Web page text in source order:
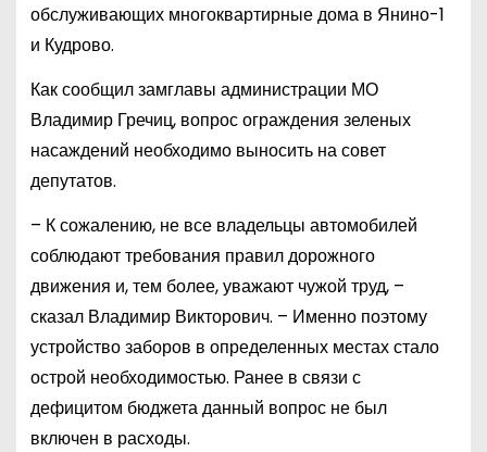
обслуживающих многоквартирные дома в Янино-1
и Кудрово.
Как сообщил замглавы администрации МО
Владимир Гречиц, вопрос ограждения зеленых
насаждений необходимо выносить на совет
депутатов.
– К сожалению, не все владельцы автомобилей
соблюдают требования правил дорожного
движения и, тем более, уважают чужой труд, –
сказал Владимир Викторович. – Именно поэтому
устройство заборов в определенных местах стало
острой необходимостью. Ранее в связи с
дефицитом бюджета данный вопрос не был
включен в расходы.